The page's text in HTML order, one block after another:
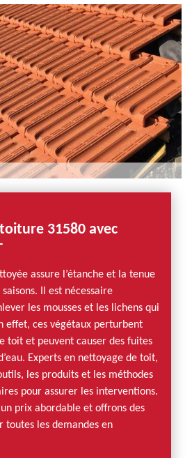
31580 avec
assure l’étanche et la tenue
Il est nécessaire
les mousses et les lichens qui
effet, ces végétaux perturbent
toit et peuvent causer des fuites
Experts en nettoyage de toit,
les produits et les méthodes
pour assurer les interventions.
prix abordable et offrons des
toutes les demandes en